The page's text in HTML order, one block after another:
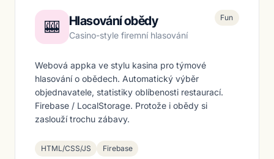
🎰 Hlasování obědy
Casino-style firemní hlasování
Fun
Webová appka ve stylu kasina pro týmové
hlasování o obědech. Automatický výběr
objednavatele, statistiky oblíbenosti restaurací.
Firebase / LocalStorage. Protože i obědy si
zaslouží trochu zábavy.
HTML/CSS/JS Firebase